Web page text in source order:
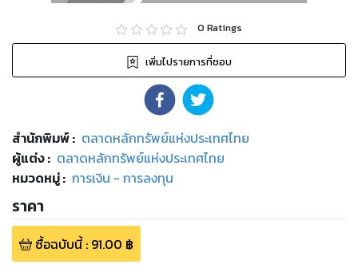
0 Ratings
เพิ่มไปรายการที่ชอบ
สำนักพิมพ์: ตลาดหลักทรัพย์แห่งประเทศไทย
ผู้แต่ง : ตลาดหลักทรัพย์แห่งประเทศไทย
หมวดหมู่: การเงิน - การลงทุน
ราคา
ซื้อฉบับนี้: 91.00 ฿